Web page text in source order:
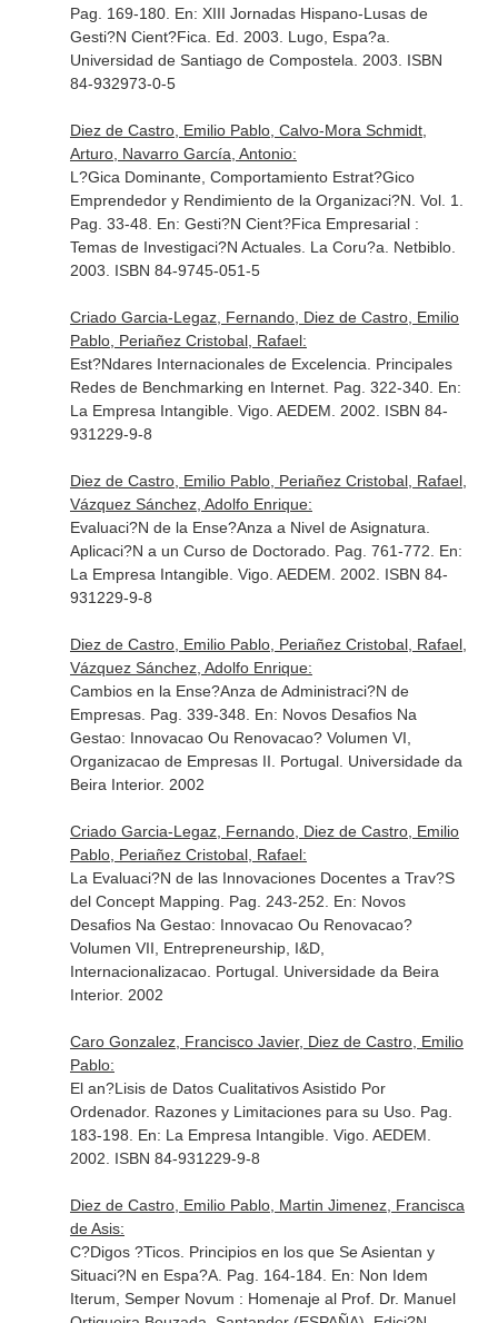
Pag. 169-180. En: XIII Jornadas Hispano-Lusas de
Gesti?N Cient?Fica . Ed. 2003. Lugo, Espa?a.
Universidad de Santiago de Compostela. 2003. ISBN
84-932973-0-5
Diez de Castro, Emilio Pablo, Calvo-Mora Schmidt,
Arturo, Navarro García, Antonio:
L?Gica Dominante, Comportamiento Estrat?Gico
Emprendedor y Rendimiento de la Organizaci?N. Vol. 1.
Pag. 33-48. En: Gesti?N Cient?Fica Empresarial :
Temas de Investigaci?N Actuales. La Coru?a. Netbiblo.
2003. ISBN 84-9745-051-5
Criado Garcia-Legaz, Fernando, Diez de Castro, Emilio
Pablo, Periañez Cristobal, Rafael:
Est?Ndares Internacionales de Excelencia. Principales
Redes de Benchmarking en Internet. Pag. 322-340. En:
La Empresa Intangible. Vigo. AEDEM. 2002. ISBN 84-
931229-9-8
Diez de Castro, Emilio Pablo, Periañez Cristobal, Rafael,
Vázquez Sánchez, Adolfo Enrique:
Evaluaci?N de la Ense?Anza a Nivel de Asignatura.
Aplicaci?N a un Curso de Doctorado. Pag. 761-772. En:
La Empresa Intangible. Vigo. AEDEM. 2002. ISBN 84-
931229-9-8
Diez de Castro, Emilio Pablo, Periañez Cristobal, Rafael,
Vázquez Sánchez, Adolfo Enrique:
Cambios en la Ense?Anza de Administraci?N de
Empresas. Pag. 339-348. En: Novos Desafios Na
Gestao: Innovacao Ou Renovacao? Volumen VI,
Organizacao de Empresas II . Portugal. Universidade da
Beira Interior. 2002
Criado Garcia-Legaz, Fernando, Diez de Castro, Emilio
Pablo, Periañez Cristobal, Rafael:
La Evaluaci?N de las Innovaciones Docentes a Trav?S
del Concept Mapping. Pag. 243-252. En: Novos
Desafios Na Gestao: Innovacao Ou Renovacao?
Volumen VII, Entrepreneurship, I&D,
Internacionalizacao. Portugal. Universidade da Beira
Interior. 2002
Caro Gonzalez, Francisco Javier, Diez de Castro, Emilio
Pablo:
El an?Lisis de Datos Cualitativos Asistido Por
Ordenador. Razones y Limitaciones para su Uso. Pag.
183-198. En: La Empresa Intangible. Vigo. AEDEM.
2002. ISBN 84-931229-9-8
Diez de Castro, Emilio Pablo, Martin Jimenez, Francisca
de Asis:
C?Digos ?Ticos. Principios en los que Se Asientan y
Situaci?N en Espa?A. Pag. 164-184. En: Non Idem
Iterum, Semper Novum : Homenaje al Prof. Dr. Manuel